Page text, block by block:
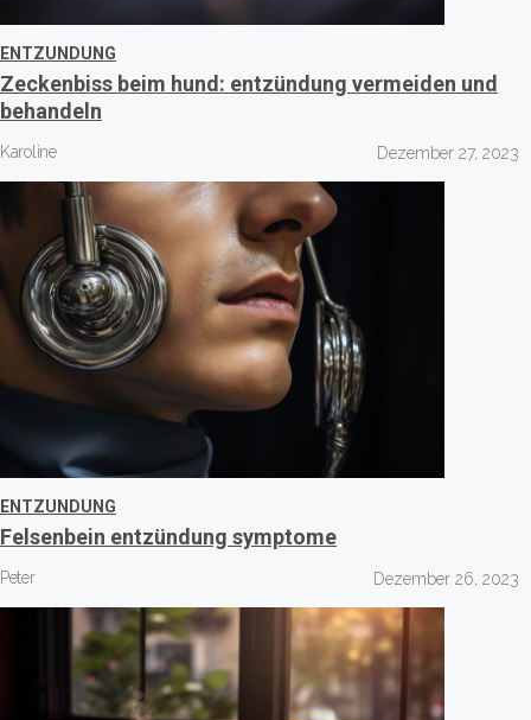
ENTZUNDUNG
Zeckenbiss beim hund: entzündung vermeiden und
behandeln
Karoline Dezember 27, 2023
ENTZUNDUNG
Felsenbein entzündung symptome
Peter Dezember 26, 2023